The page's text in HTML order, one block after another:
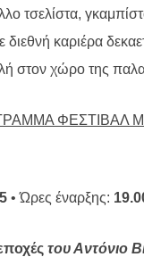
τσελίστα,
διεθνή καριέρα
στον χώρο της
ΦΕΣΤΙΒΑΛ
• Ώρες έναρξης:
του Αντόνιο